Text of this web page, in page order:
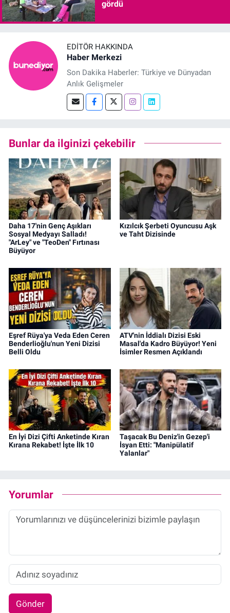
gördü
EDITÖR HAKKINDA
Haber Merkezi
Son Dakika Haberler: Türkiye ve Dünyadan
Anlık Gelişmeler
Bunlar da ilginizi çekebilir
Daha 17'nin Genç Aşıkları
Sosyal Medyayı Salladı!
"ArLey" ve "TeoDen" Fırtınası
Büyüyor
Kızılcık Şerbeti Oyuncusu Aşk
ve Taht Dizisinde
Eşref Rüya'ya Veda Eden Ceren
Benderlioğlu'nun Yeni Dizisi
Belli Oldu
ATV'nin İddialı Dizisi Eski
Masal'da Kadro Büyüyor! Yeni
İsimler Resmen Açıklandı
En İyi Dizi Çifti Anketinde Kıran
Kırana Rekabet! İşte İlk 10
Taşacak Bu Deniz'in Gezep'i
İsyan Etti: "Manipülatif
Yalanlar"
Yorumlar
Gönder